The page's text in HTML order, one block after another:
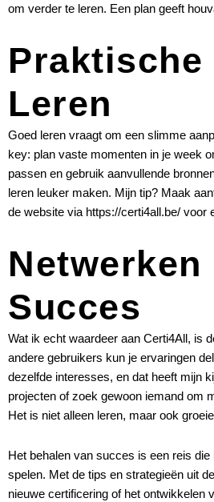
om verder te leren. Een plan geeft
Leren
Goed leren vraagt om een slimme
key: plan vaste momenten in je week
passen en gebruik aanvullende
leren leuker maken. Mijn tip? Maak
de website via https://certi4all.be/ voor
Netwerken
Succes
Wat ik echt waardeer aan Certi4All, is
andere gebruikers kun je ervaringen
dezelfde interesses, en dat heeft mijn
projecten of zoek gewoon iemand om
Het is niet alleen leren, maar ook
Het behalen van succes is een reis
spelen. Met de tips en strategieën uit
nieuwe certificering of het ontwikkelen